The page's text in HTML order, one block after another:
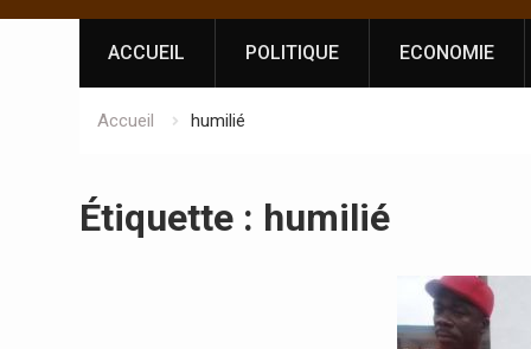
ACCUEIL POLITIQUE ECONOMIE
Accueil humilié
Étiquette : humilié